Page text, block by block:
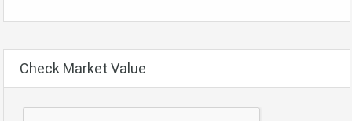
Check Market Value